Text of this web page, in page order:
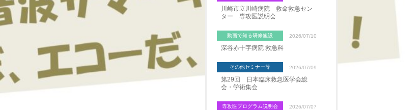
川崎市立川崎病院 救命救急セン
ター 専攻医説明会
動画で知る研修施設 2026/07/10
深谷赤十字病院 救急科
その他セミナー等 2026/07/09
第29回 日本臨床救急医学会総
会・学術集会
専攻医プログラム説明会 2026/07/07